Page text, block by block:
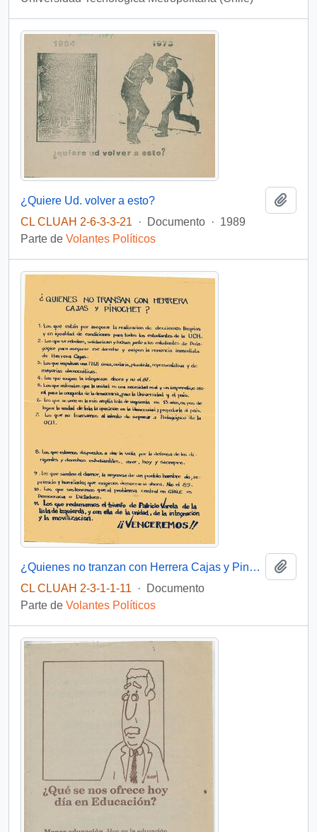
¿Quiere Ud. volver a esto?
CL CLUAH 2-6-3-3-21
· Documento · 1989
Parte de Volantes Políticos
¿Quienes no tranzan con Herrera Cajas y Pinochet?
CL CLUAH 2-3-1-1-11
·
Documento
Parte de Volantes Políticos